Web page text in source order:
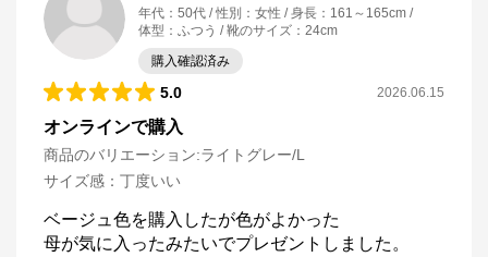
年代 ： 50代 性別 ： 女性 身長 ： 161～165cm
体型 ： ふつう 靴のサイズ ： 24cm
購入確認済み
5.0 2026.06.15
オンラインで購入
商品のバリエーション:ライトグレー/L
サイズ感 ： 丁度いい
ベージュ色を購入したが色がよかった
母が気に入ったみたいでプレゼントしました。